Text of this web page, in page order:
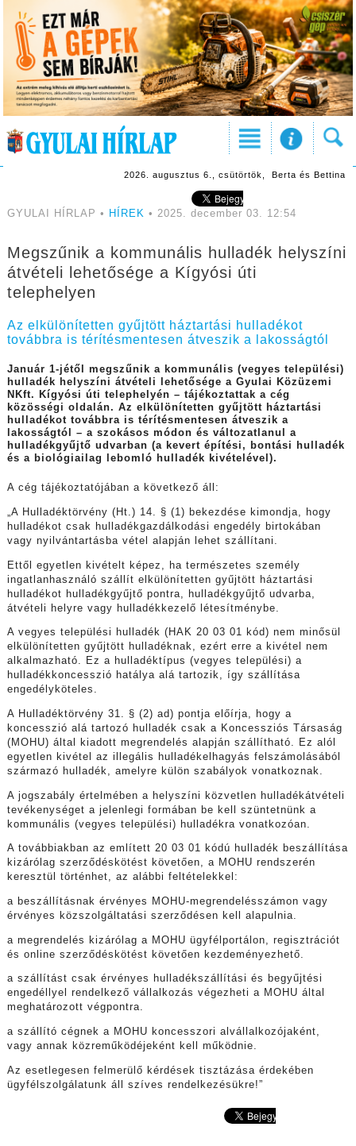
2026. augusztus 6., csütörtök, Berta és Bettina
GYULAI HÍRLAP • HÍREK • 2025. december 03. 12:54
Megszűnik a kommunális hulladék helyszíni
átvételi lehetősége a Kígyósi úti
telephelyen
Az elkülönítetten gyűjtött háztartási hulladékot
továbbra is térítésmentesen átveszik a lakosságtól
Január 1-jétől megszűnik a kommunális (vegyes települési)
hulladék helyszíni átvételi lehetősége a Gyulai Közüzemi
NKft. Kígyósi úti telephelyén – tájékoztattak a cég
közösségi oldalán. Az elkülönítetten gyűjtött háztartási
hulladékot továbbra is térítésmentesen átveszik a
lakosságtól – a szokásos módon és változatlanul a
hulladékgyűjtő udvarban (a kevert építési, bontási hulladék
és a biológiailag lebomló hulladék kivételével).
A cég tájékoztatójában a következő áll:
„A Hulladéktörvény (Ht.) 14. § (1) bekezdése kimondja, hogy
hulladékot csak hulladékgazdálkodási engedély birtokában
vagy nyilvántartásba vétel alapján lehet szállítani.
Ettől egyetlen kivételt képez, ha természetes személy
ingatlanhasználó szállít elkülönítetten gyűjtött háztartási
hulladékot hulladékgyűjtő pontra, hulladékgyűjtő udvarba,
átvételi helyre vagy hulladékkezelő létesítménybe.
A vegyes települési hulladék (HAK 20 03 01 kód) nem minősül
elkülönítetten gyűjtött hulladéknak, ezért erre a kivétel nem
alkalmazható. Ez a hulladéktípus (vegyes települési) a
hulladékkoncesszió hatálya alá tartozik, így szállítása
engedélyköteles.
A Hulladéktörvény 31. § (2) ad) pontja előírja, hogy a
koncesszió alá tartozó hulladék csak a Koncessziós Társaság
(MOHU) által kiadott megrendelés alapján szállítható. Ez alól
egyetlen kivétel az illegális hulladékelhagyás felszámolásából
származó hulladék, amelyre külön szabályok vonatkoznak.
A jogszabály értelmében a helyszíni közvetlen hulladékátvételi
tevékenységet a jelenlegi formában be kell szüntetnünk a
kommunális (vegyes települési) hulladékra vonatkozóan.
A továbbiakban az említett 20 03 01 kódú hulladék beszállítása
kizárólag szerződéskötést követően, a MOHU rendszerén
keresztül történhet, az alábbi feltételekkel:
a beszállításnak érvényes MOHU-megrendelésszámon vagy
érvényes közszolgáltatási szerződésen kell alapulnia.
a megrendelés kizárólag a MOHU ügyfélportálon, regisztrációt
és online szerződéskötést követően kezdeményezhető.
a szállítást csak érvényes hulladékszállítási és begyűjtési
engedéllyel rendelkező vállalkozás végezheti a MOHU által
meghatározott végpontra.
a szállító cégnek a MOHU koncesszori alvállalkozójaként,
vagy annak közreműködéjeként kell működnie.
Az esetlegesen felmerülő kérdések tisztázása érdekében
ügyfélszolgálatunk áll szíves rendelkezésükre!”